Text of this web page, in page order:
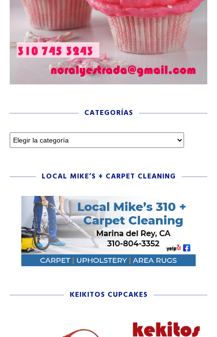
CATEGORÍAS
LOCAL MIKE’S + CARPET CLEANING
KEIKITOS CUPCAKES